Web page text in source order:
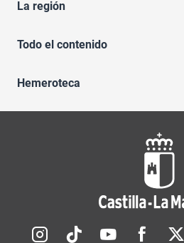
La región
Todo el contenido
Hemeroteca
Redes sociales JCCM